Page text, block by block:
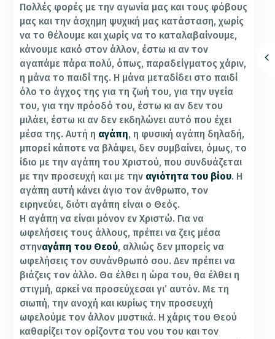
Πολλές φορές με την αγωνία μας και τους φόβους
μας και την άσχημη ψυχική μας κατάσταση, χωρίς
να το θέλουμε και χωρίς να το καταλαβαίνουμε,
κάνουμε κακό στον άλλον, έστω κι αν τον
αγαπάμε πάρα πολύ, όπως, παραδείγματος χάριν,
η μάνα το παιδί της. Η μάνα μεταδίδει στο παιδί
όλο το άγχος της για τη ζωή του, για την υγεία
του, για την πρόοδό του, έστω κι αν δεν του
μιλάει, έστω κι αν δεν εκδηλώνει αυτό που έχει
μέσα της. Αυτή η αγάπη, η φυσική αγάπη δηλαδή,
μπορεί κάποτε να βλάψει, δεν συμβαίνει, όμως, το
ίδιο με την αγάπη του Χριστού, που συνδυάζεται
με την προσευχή και με την αγιότητα του βίου. Η
αγάπη αυτή κάνει άγιο τον άνθρωπο, τον
ειρηνεύει, διότι αγάπη είναι ο Θεός.
Η αγάπη να είναι μόνον εν Χριστώ. Για να
ωφελήσεις τους άλλους, πρέπει να ζεις μέσα
στηναγάπη του Θεού, αλλιώς δεν μπορείς να
ωφελήσεις τον συνάνθρωπό σου. Δεν πρέπει να
βιάζεις τον άλλο. Θα έλθει η ώρα του, θα έλθει η
στιγμή, αρκεί να προσεύχεσαι γι’ αυτόν. Με τη
σιωπή, την ανοχή και κυρίως την προσευχή
ωφελούμε τον άλλον μυστικά. Η χάρις του Θεού
καθαρίζει τον ορίζοντα του νου του και τον